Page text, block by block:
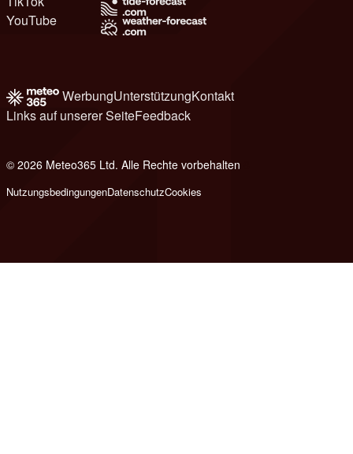
YouTube
WerbungUnterstützungKontakt
Links auf unserer SeiteFeedback
© 2026 Meteo365 Ltd. Alle Rechte vorbehalten
NutzungsbedingungenDatenschutzCookies